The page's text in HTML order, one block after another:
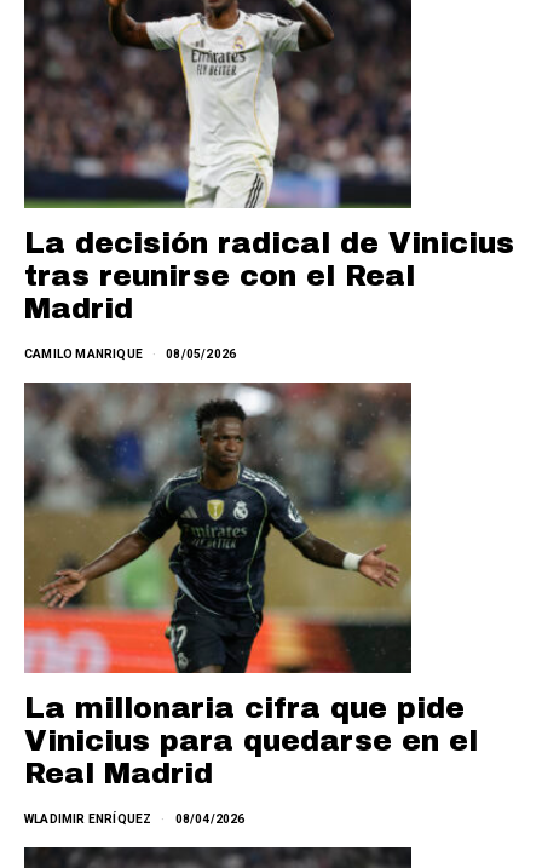
La decisión radical de Vinicius
tras reunirse con el Real
Madrid
CAMILO MANRIQUE 08/05/2026
La millonaria cifra que pide
Vinicius para quedarse en el
Real Madrid
WLADIMIR ENRÍQUEZ 08/04/2026